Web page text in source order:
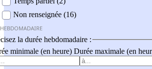
Non renseignée (16)
la durée hebdomadaire :
minimale (en heure) Durée maximale (en